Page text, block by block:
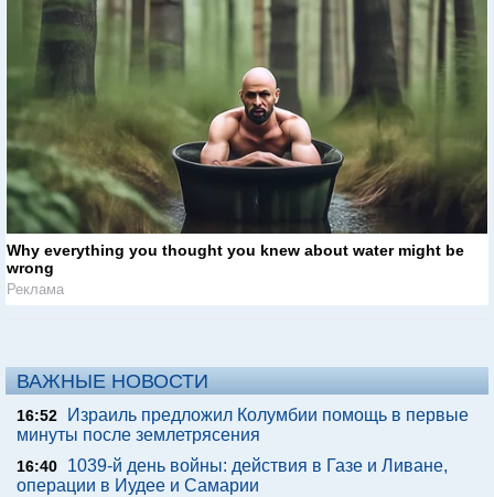
Why everything you thought you knew about water might be
wrong
Реклама
ВАЖНЫЕ НОВОСТИ
16:52
Израиль предложил Колумбии помощь в первые
минуты после землетрясения
16:40
1039-й день войны: действия в Газе и Ливане,
операции в Иудее и Самарии